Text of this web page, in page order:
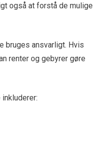
også at forstå de mulige
bruges ansvarligt. Hvis
renter og gebyrer gøre